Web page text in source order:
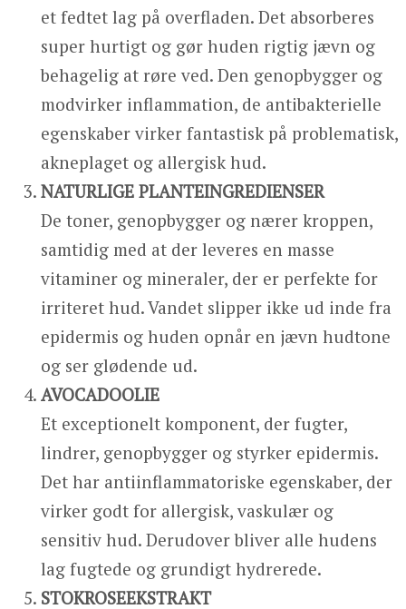
et fedtet lag på overfladen. Det absorberes
super hurtigt og gør huden rigtig jævn og
behagelig at røre ved. Den genopbygger og
modvirker inflammation, de antibakterielle
egenskaber virker fantastisk på problematisk,
akneplaget og allergisk hud.
NATURLIGE PLANTEINGREDIENSER
De toner, genopbygger og nærer kroppen,
samtidig med at der leveres en masse
vitaminer og mineraler, der er perfekte for
irriteret hud. Vandet slipper ikke ud inde fra
epidermis og huden opnår en jævn hudtone
og ser glødende ud.
AVOCADOOLIE
Et exceptionelt komponent, der fugter,
lindrer, genopbygger og styrker epidermis.
Det har antiinflammatoriske egenskaber, der
virker godt for allergisk, vaskulær og
sensitiv hud. Derudover bliver alle hudens
lag fugtede og grundigt hydrerede.
STOKROSEEKSTRAKT